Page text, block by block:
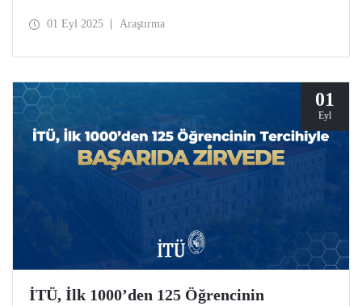
– Nükleer Reaktör Teknolojileri Çağrısı kapsamında
01 Eyl 2025 Araştırma
01
Eyl
İTÜ, İlk 1000’den 125 Öğrencinin